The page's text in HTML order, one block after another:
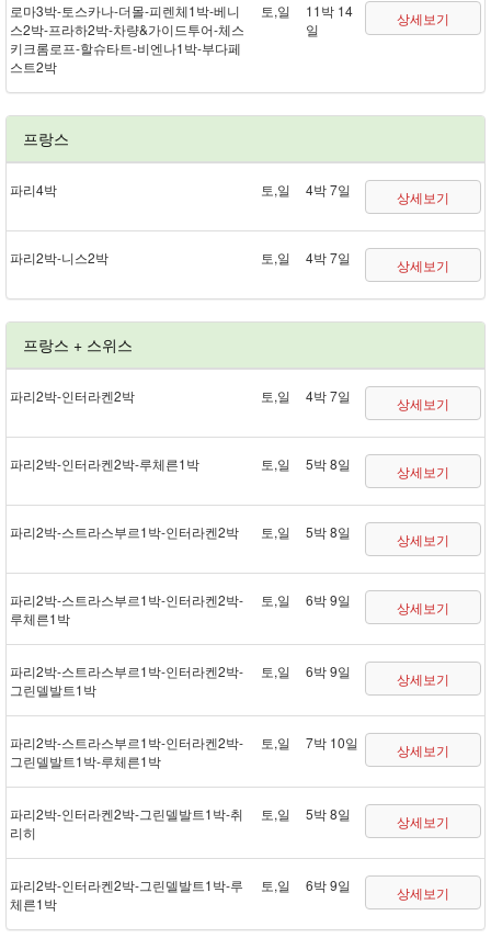
로마 3박 - 토스카나 - 더몰 - 피렌체 1박 - 베니
스 2박 - 프라하 2박 - 차량&가이드투어 - 체스
키크롬로프 - 할슈타트 - 비엔나 1박 - 부다페
스트 2박
토,일
11박 14
일
상세보기
프랑스
파리 4박 토,일 4박 7일 상세보기
파리 2박 - 니스 2박 토,일 4박 7일 상세보기
프랑스 + 스위스
파리 2박 - 인터라켄 2박 토,일 4박 7일 상세보기
파리 2박 - 인터라켄 2박 - 루체른 1박 토,일 5박 8일 상세보기
파리 2박 - 스트라스부르 1박 - 인터라켄 2박 토,일 5박 8일 상세보기
파리 2박 - 스트라스부르 1박 - 인터라켄 2박 -
루체른 1박
토,일 6박 9일 상세보기
파리 2박 - 스트라스부르 1박 - 인터라켄 2박 -
그린델발트 1박
토,일 6박 9일 상세보기
파리 2박 - 스트라스부르 1박 - 인터라켄 2박 -
그린델발트 1박 - 루체른 1박
토,일 7박 10일 상세보기
파리 2박 - 인터라켄 2박 - 그린델발트 1박 - 취
리히
토,일 5박 8일 상세보기
파리 2박 - 인터라켄 2박 - 그린델발트 1박 - 루
체른 1박
토,일 6박 9일 상세보기